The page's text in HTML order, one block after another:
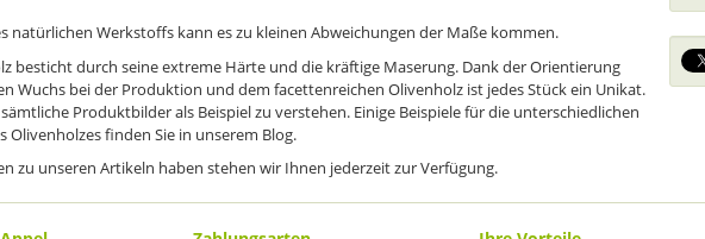
natürlichen Werkstoffs kann es zu kleinen Abweichungen der Maße kommen.
besticht durch seine extreme Härte und die kräftige Maserung. Dank der Orientierung
Wuchs bei der Produktion und dem facettenreichen Olivenholz ist jedes Stück ein Unikat.
Produktbilder als Beispiel zu verstehen. Einige Beispiele für die unterschiedlichen
Olivenholzes finden Sie in unserem Blog.
zu unseren Artikeln haben stehen wir Ihnen jederzeit zur Verfügung.